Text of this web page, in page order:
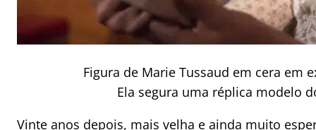
Figura de Marie Tussaud em cera em
Ela segura uma réplica modelo
Vinte anos depois, mais velha e ainda muito